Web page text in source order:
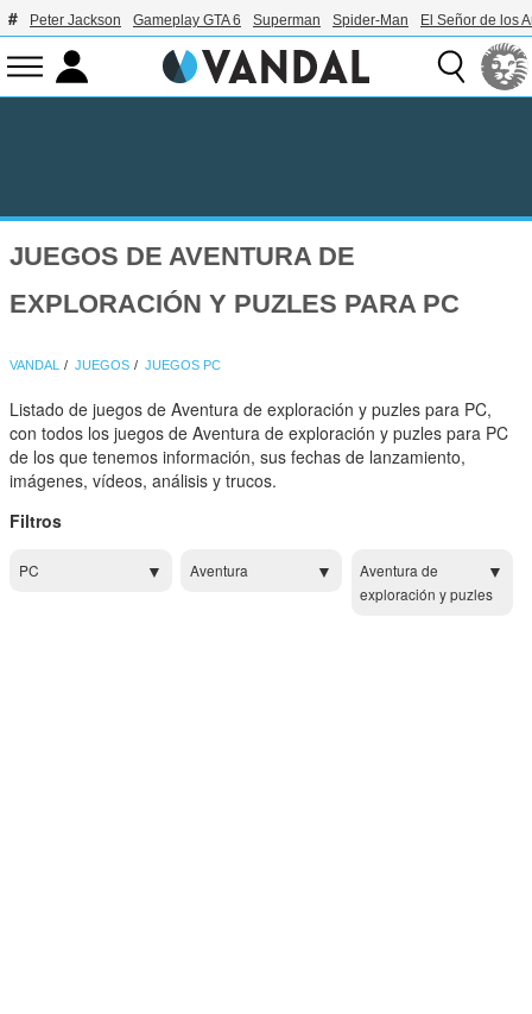
Peter Jackson Gameplay GTA 6 Superman Spider-Man El Señor de los
JUEGOS DE AVENTURA DE
EXPLORACIÓN Y PUZLES PARA PC
VANDAL JUEGOS JUEGOS PC
Listado de juegos de Aventura de exploración y puzles para PC,
con todos los juegos de Aventura de exploración y puzles para PC
de los que tenemos información, sus fechas de lanzamiento,
imágenes, vídeos, análisis y trucos.
Filtros
PC Aventura
Aventura de
exploración y puzles